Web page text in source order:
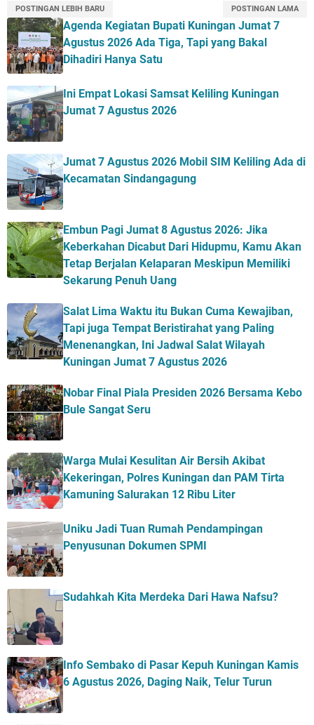
POSTINGAN LEBIH BARU POSTINGAN LAMA
Agenda Kegiatan Bupati Kuningan Jumat 7
Agustus 2026 Ada Tiga, Tapi yang Bakal
Dihadiri Hanya Satu
Ini Empat Lokasi Samsat Keliling Kuningan
Jumat 7 Agustus 2026
Jumat 7 Agustus 2026 Mobil SIM Keliling Ada di
Kecamatan Sindangagung
Embun Pagi Jumat 8 Agustus 2026: Jika
Keberkahan Dicabut Dari Hidupmu, Kamu Akan
Tetap Berjalan Kelaparan Meskipun Memiliki
Sekarung Penuh Uang
Salat Lima Waktu itu Bukan Cuma Kewajiban,
Tapi juga Tempat Beristirahat yang Paling
Menenangkan, Ini Jadwal Salat Wilayah
Kuningan Jumat 7 Agustus 2026
Nobar Final Piala Presiden 2026 Bersama Kebo
Bule Sangat Seru
Warga Mulai Kesulitan Air Bersih Akibat
Kekeringan, Polres Kuningan dan PAM Tirta
Kamuning Salurakan 12 Ribu Liter
Uniku Jadi Tuan Rumah Pendampingan
Penyusunan Dokumen SPMI
Sudahkah Kita Merdeka Dari Hawa Nafsu?
Info Sembako di Pasar Kepuh Kuningan Kamis
6 Agustus 2026, Daging Naik, Telur Turun